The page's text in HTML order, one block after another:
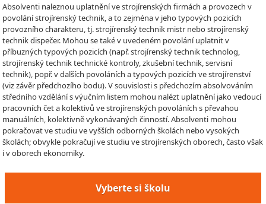
Absolventi naleznou uplatnění ve strojírenských firmách a provozech v
povolání strojírenský technik, a to zejména v jeho typových pozicích
provozního charakteru, tj. strojírenský technik mistr nebo strojírenský
technik dispečer. Mohou se také v uvedeném povolání uplatnit v
příbuzných typových pozicích (např. strojírenský technik technolog,
strojírenský technik technické kontroly, zkušební technik, servisní
technik), popř. v dalších povoláních a typových pozicích ve strojírenství
(viz závěr předchozího bodu). V souvislosti s předchozím absolvováním
středního vzdělání s výučním listem mohou nalézt uplatnění jako vedoucí
pracovních čet a kolektivů ve strojírenských povoláních s převahou
manuálních, kolektivně vykonávaných činností. Absolventi mohou
pokračovat ve studiu ve vyšších odborných školách nebo vysokých
školách; obvykle pokračují ve studiu ve strojírenských oborech, často však
i v oborech ekonomiky.
Vyberte si školu